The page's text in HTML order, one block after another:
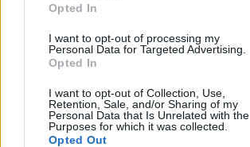
Opted In
I want to opt-out of processing my
Personal Data for Targeted Advertising.
Opted In
I want to opt-out of Collection, Use,
Retention, Sale, and/or Sharing of my
Personal Data that Is Unrelated with the
Purposes for which it was collected.
Opted Out